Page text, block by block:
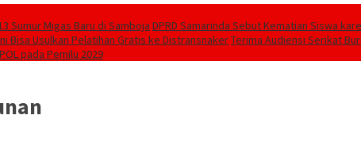
Sumur Migas Baru di Samboja DPRD Samarinda Sebut Kematian Siswa
Bisa Usulkan Pelatihan Gratis ke DistransnakerTerima Audiensi Serikat
pada Pemilu 2029